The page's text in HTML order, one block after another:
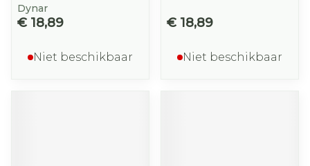
Dynar
€ 18,89
Niet beschikbaar
€ 18,89
Niet beschikbaar